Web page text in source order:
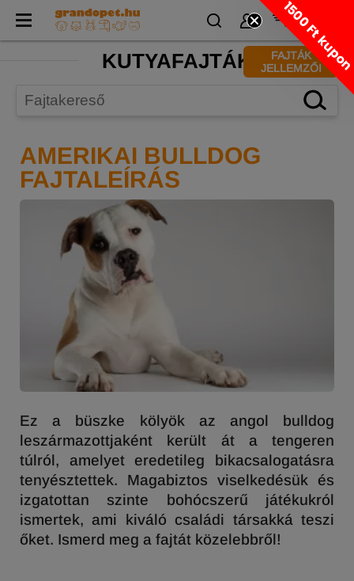
KUTYAFAJTÁK
AMERIKAI BULLDOG
FAJTALEÍRÁS
Ez a büszke kölyök az angol bulldog
leszármazottjaként került át a tengeren
túlról, amelyet eredetileg bikacsalogatásra
tenyésztettek. Magabiztos viselkedésük és
izgatottan szinte bohócszerű játékukról
ismertek, ami kiváló családi társakká teszi
őket. Ismerd meg a fajtát közelebbről!
FAJTÁK
JELLEMZŐI
1500 Ft